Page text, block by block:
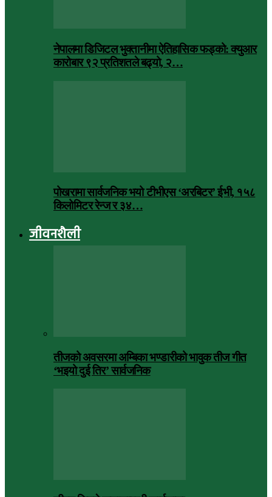
नेपालमा डिजिटल भुक्तानीमा ऐतिहासिक फड्को: क्युआर
कारोबार ९२ प्रतिशतले बढ्यो, २…
पोखरामा सार्वजनिक भयो टीभीएस ‘अरबिटर’ ईभी, १५८
किलोमिटर रेन्ज र ३४…
जीवनशैली
तीजको अवसरमा अम्बिका भण्डारीको भावुक तीज गीत
‘भइयो दुई तिर’ सार्वजनिक